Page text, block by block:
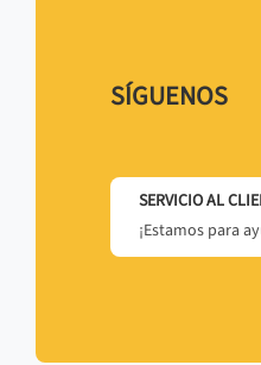
SÍGUENOS
SERVICIO AL
¡Estamos para